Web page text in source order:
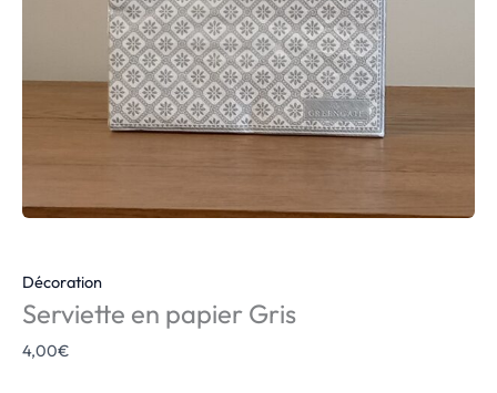
Décoration
Serviette en papier Gris
4,00€